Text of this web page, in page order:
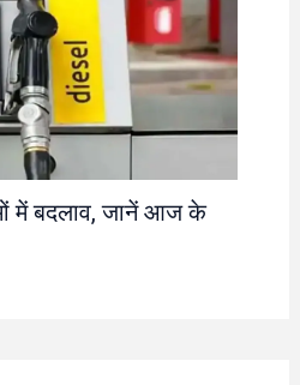
में बदलाव, जानें आज के